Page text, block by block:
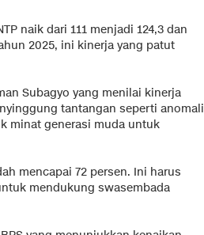
naik dari 111 menjadi 124,3 dan
2025, ini kinerja yang patut
Subagyo yang menilai kinerja
tantangan seperti anomali
minat generasi muda untuk
mencapai 72 persen. Ini harus
mendukung swasembada